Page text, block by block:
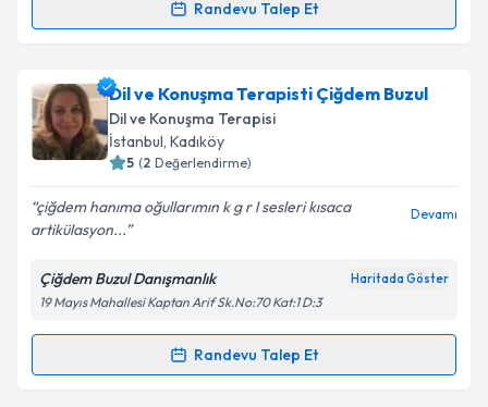
Randevu Talep Et
Randevu Takvimi Talebi
Dil ve Konuşma Terapisti Ertuğrul Koçakiçin
randevu takvimi talebi oluşturun. Size bu uzmandan
randevu almanız için bir takvim hazırlandığında e-
posta ile bilgilendireceğiz.
E-posta Adresiniz
Kişisel verilerimin işlenmesine ilişkin
Metni'ni okudum ve kişisel verilerimin belirtilen
kapsamda işlenmesini kabul ediyorum.
Dil ve Konuşma Terapisti Çiğdem Buzul
Dil ve Konuşma Terapisi
İstanbul, Kadıköy
5 (2 Değerlendirme)
çiğdem hanıma oğullarımın k g r l sesleri kısaca
artikülasyon...
Devamı
Çiğdem Buzul Danışmanlık Haritada Göster
19 Mayıs Mahallesi Kaptan Arif Sk.No:70 Kat:1 D:3
Randevu Talep Et
Randevu Takvimi Talebi